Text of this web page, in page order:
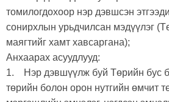
томилогдохоор нэр дэвшсэн
сонирхлын урьдчилсан мэдүүлэг
маягтийг хамт хавсаргана);
Анхаарах асуудлууд:
1. Нэр дэвшүүлж буй Төрийн бус
төрийн болон орон нутгийн өмчит